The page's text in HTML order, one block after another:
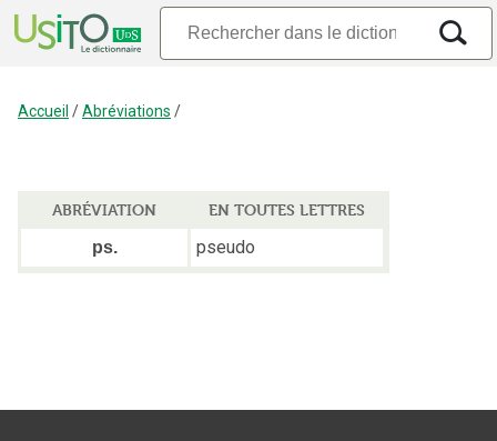
Accueil /Abréviations /
ABRÉVIATION
EN TOUTES LETTRES
ps.
pseudo